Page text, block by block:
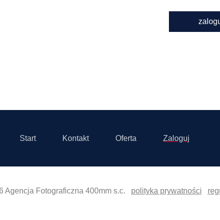
Start Kontakt Oferta Zaloguj
Agencja Fotograficzna 400mm s.c. polityka prywatności